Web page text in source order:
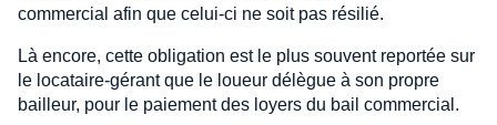
commercial afin que celui-ci ne soit pas résilié.
Là encore, cette obligation est le plus souvent reportée sur
le locataire-gérant que le loueur délègue à son propre
bailleur, pour le paiement des loyers du bail commercial.